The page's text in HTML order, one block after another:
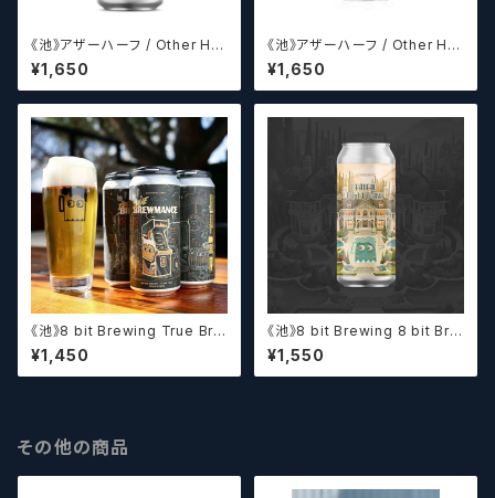
《池》アザーハーフ / Other Hal
f Brewing Hop Duos! - Citr
a + Galaxy 【クラフトビールシ
ザーズ】
¥1,650
《池》アザーハーフ / Other Hal
f Brewing Dank Ivy【クラフト
ビールシザーズ】
¥1,650
《池》8 bit Brewing True Bre
wmance (473ml) / トゥルー
ブルーマンス【クラフトビール】
¥1,450
《池》8 bit Brewing 8 bit Bre
wing Chateau De La Dank
WC DIPA (473ml) / シャトー・
ド・ラ・ダンク【クラフトビール】
¥1,550
その他の商品